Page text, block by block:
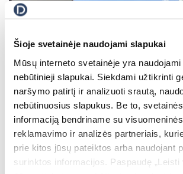
Šioje svetainėje naudojami slapukai
Mūsų interneto svetainėje yra
nebūtinieji slapukai. Siekdami užtikrinti
naršymo patirtį ir analizuoti srautą,
nebūtinuosius slapukus. Be to,
informaciją bendriname su visuomeninės
reklamavimo ir analizės partneriais,
prie kitos jūsų pateiktos arba naudojant
surinktos informacijos. Paspaudę „Leisti
Fasadinės lamelės nuo saulės